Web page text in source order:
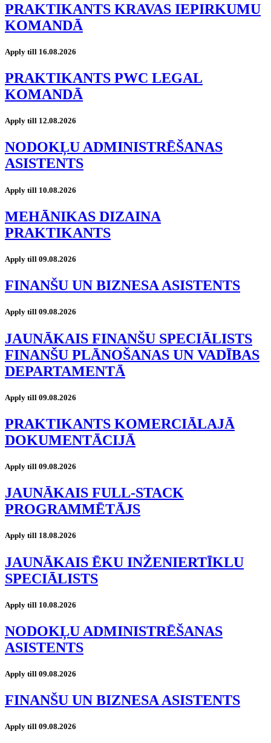
PRAKTIKANTS KRAVAS IEPIRKUMU
KOMANDĀ
Apply till 16.08.2026
PRAKTIKANTS PWC LEGAL
KOMANDĀ
Apply till 12.08.2026
NODOKĻU ADMINISTRĒŠANAS
ASISTENTS
Apply till 10.08.2026
MEHĀNIKAS DIZAINA
PRAKTIKANTS
Apply till 09.08.2026
FINANŠU UN BIZNESA ASISTENTS
Apply till 09.08.2026
JAUNĀKAIS FINANŠU SPECIĀLISTS
FINANŠU PLĀNOŠANAS UN VADĪBAS
DEPARTAMENTĀ
Apply till 09.08.2026
PRAKTIKANTS KOMERCIĀLAJĀ
DOKUMENTĀCIJĀ
Apply till 09.08.2026
JAUNĀKAIS FULL-STACK
PROGRAMMĒTĀJS
Apply till 18.08.2026
JAUNĀKAIS ĒKU INŽENIERTĪKLU
SPECIĀLISTS
Apply till 10.08.2026
NODOKĻU ADMINISTRĒŠANAS
ASISTENTS
Apply till 09.08.2026
FINANŠU UN BIZNESA ASISTENTS
Apply till 09.08.2026